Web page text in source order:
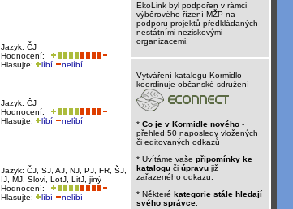
Jazyk: ČJ
Hodnocení:
Hlasujte:
líbí nelíbí
Jazyk: ČJ
Hodnocení:
Hlasujte:
líbí nelíbí
Jazyk: ČJ, SJ, AJ, NJ, PJ, FR, ŠJ,
IJ, MJ, Slovi, LotJ, LitJ, jiný
Hodnocení:
Hlasujte:
líbí nelíbí
EkoLink byl podpořen v rámci
výběrového řízení MŽP na
podporu projektů předkládaných
nestátními neziskovými
organizacemi.
Vytváření katalogu Kormidlo
koordinuje občanské sdružení
* Co je v Kormidle nového -
přehled 50 naposledy vložených
či editovaných odkazů
* Uvítáme vaše připomínky ke
katalogu či úpravu již
zařazeného odkazu.
* Některé kategorie stále hledají
svého správce